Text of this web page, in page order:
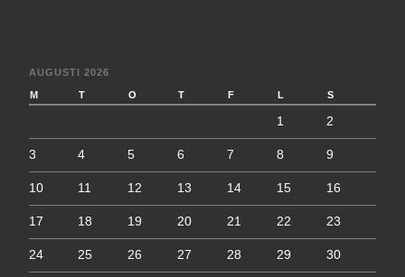
AUGUSTI 2026
M T O T F L S
1 2
3 4 5 6 7 8 9
10 11 12 13 14 15 16
17 18 19 20 21 22 23
24 25 26 27 28 29 30